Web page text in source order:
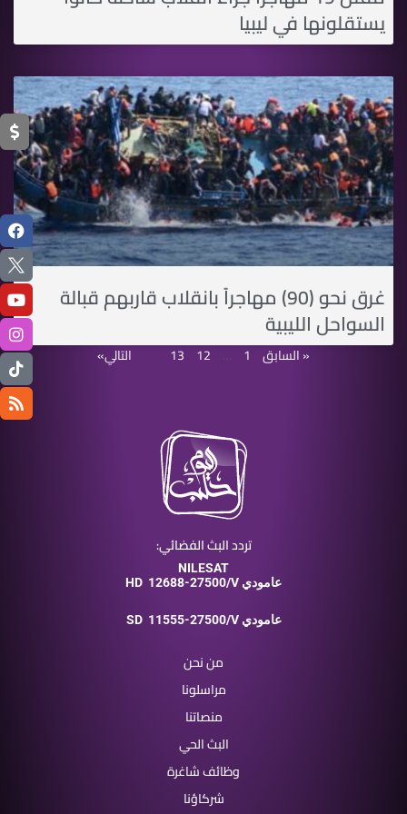
يستقلونها في ليبيا
غرق نحو (90) مهاجراً بانقلاب قاربهم قبالة
السواحل الليبية
« السابق 1
…
12
13 التالي»
تردد البث الفضائي:
NILESAT
HD
12688-27500/V عامودي
SD 11555-27500/V عامودي
من نحن
مراسلونا
منصاتنا
البث الحي
وظائف شاغرة
شركاؤنا